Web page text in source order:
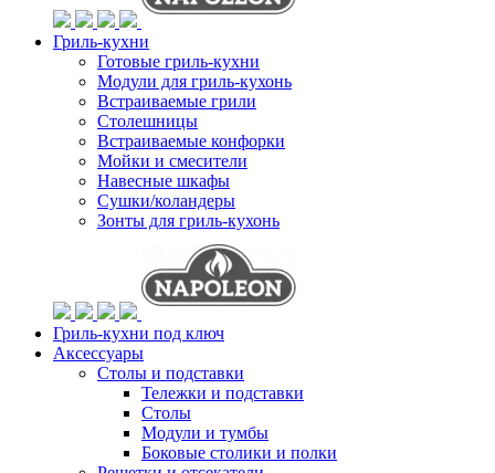
Гриль-кухни
Готовые гриль-кухни
Модули для гриль-кухонь
Встраиваемые грили
Столешницы
Встраиваемые конфорки
Мойки и смесители
Навесные шкафы
Сушки/коландеры
Зонты для гриль-кухонь
Гриль-кухни под ключ
Аксессуары
Столы и подставки
Тележки и подставки
Столы
Модули и тумбы
Боковые столики и полки